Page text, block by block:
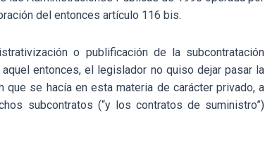
del entonces artículo 116 bis.
o publificación de la subcontratación
entonces, el legislador no quiso dejar pasar la
se hacía en esta materia de carácter privado, a
subcontratos (“y los contratos de suministro”)